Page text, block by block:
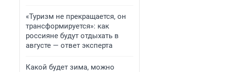
«Туризм не прекращается, он
трансформируется»: как
россияне будут отдыхать в
августе — ответ эксперта
Какой будет зима, можно